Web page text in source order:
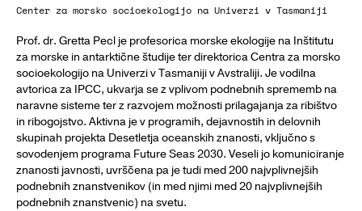
Center za morsko socioekologijo na Univerzi v Tasmaniji
Prof. dr. Gretta Pecl je profesorica morske ekologije na Inštitutu
za morske in antarktične študije ter direktorica Centra za morsko
socioekologijo na Univerzi v Tasmaniji v Avstraliji. Je vodilna
avtorica za IPCC, ukvarja se z vplivom podnebnih sprememb na
naravne sisteme ter z razvojem možnosti prilagajanja za ribištvo
in ribogojstvo. Aktivna je v programih, dejavnostih in delovnih
skupinah projekta Desetletja oceanskih znanosti, vključno s
sovodenjem programa Future Seas 2030. Veseli jo komuniciranje
znanosti javnosti, uvrščena pa je tudi med 200 najvplivnejših
podnebnih znanstvenikov (in med njimi med 20 najvplivnejših
podnebnih znanstvenic) na svetu.